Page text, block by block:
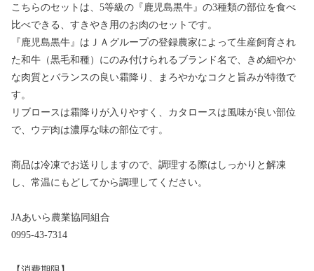
こちらのセットは、5等級の『鹿児島黒牛』の3種類の部位を食べ
比べできる、すきやき用のお肉のセットです。
『鹿児島黒牛』はＪＡグループの登録農家によって生産飼育され
た和牛（黒毛和種）にのみ付けられるブランド名で、きめ細やか
な肉質とバランスの良い霜降り、まろやかなコクと旨みが特徴で
す。
リブロースは霜降りが入りやすく、カタロースは風味が良い部位
で、ウデ肉は濃厚な味の部位です。
商品は冷凍でお送りしますので、調理する際はしっかりと解凍
し、常温にもどしてから調理してください。
JAあいら農業協同組合
0995-43-7314